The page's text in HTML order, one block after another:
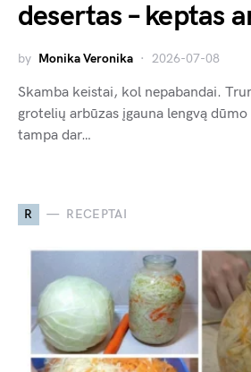
desertas – keptas
by Monika Veronika 2026-07-08
Skamba keistai, kol nepabandai.
grotelių arbūzas įgauna lengvą
tampa dar…
R RECEPTAI